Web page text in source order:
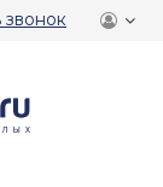
звонок